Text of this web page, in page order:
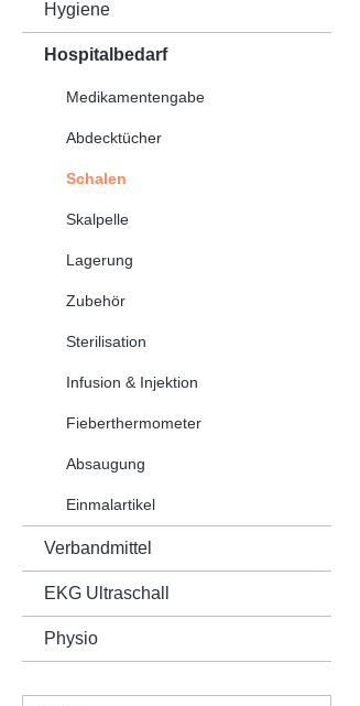
Hygiene
Hospitalbedarf
Medikamentengabe
Abdecktücher
Schalen
Skalpelle
Lagerung
Zubehör
Sterilisation
Infusion & Injektion
Fieberthermometer
Absaugung
Einmalartikel
Verbandmittel
EKG Ultraschall
Physio